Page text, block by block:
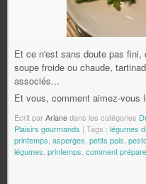
Et ce n'est sans doute pas fini,
soupe froide ou chaude,
associés...
Et vous, comment aimez-vous
Écrit parArianedans les catégories
Plaisirs gourmands | Tags : légumes
printemps asperges petits pois
légumes printemps comment